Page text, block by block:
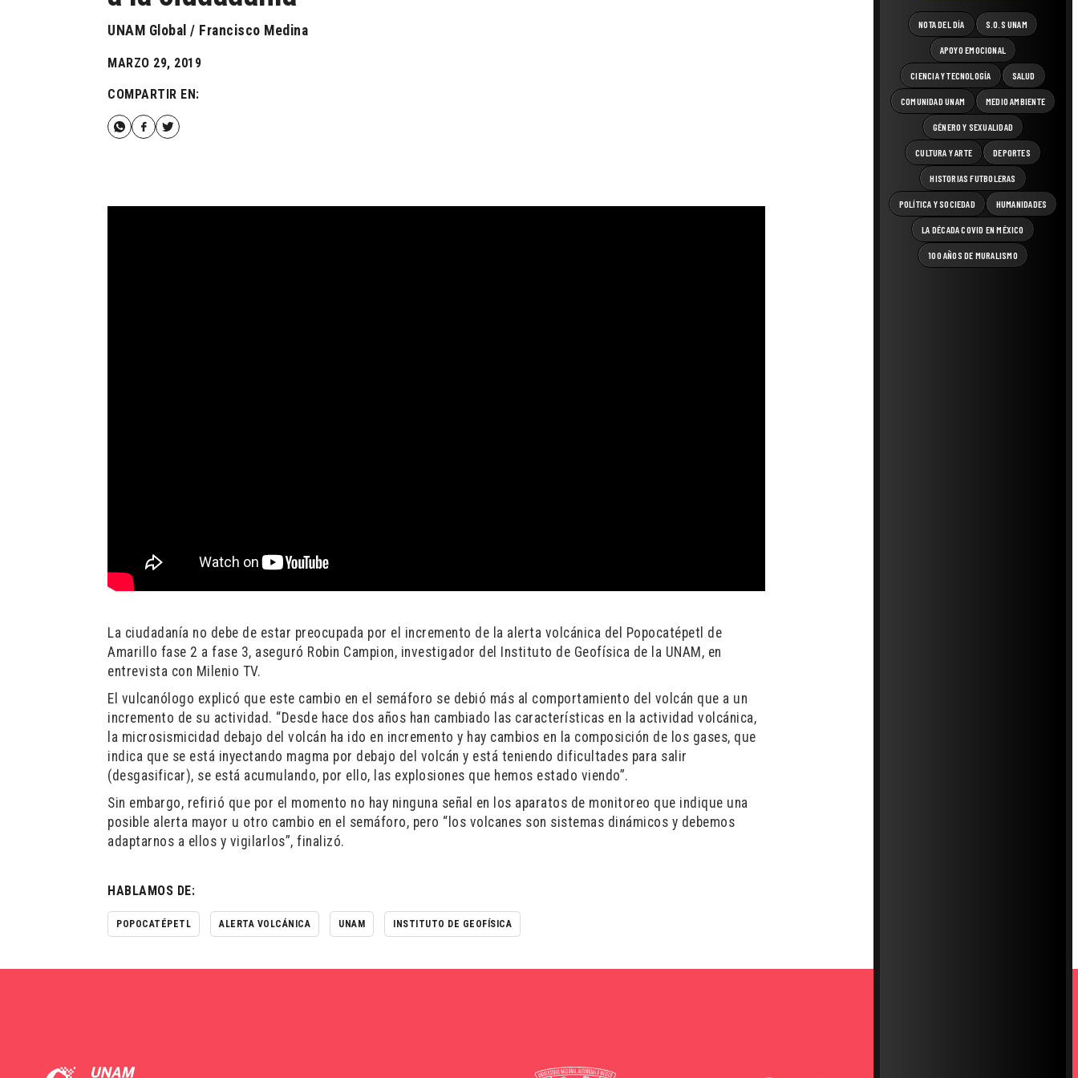
NOTA DEL DÍA S.O.S UNAM
APOYO EMOCIONAL
CIENCIA Y TECNOLOGÍA SALUD
COMUNIDAD UNAM MEDIO AMBIENTE
GÉNERO Y SEXUALIDAD
CULTURA Y ARTE DEPORTES
HISTORIAS FUTBOLERAS
POLÍTICA Y SOCIEDAD HUMANIDADES
LA DÉCADA COVID EN MÉXICO
100 AÑOS DE MURALISMO
UNAM Global / Francisco Medina
MARZO 29, 2019
COMPARTIR EN:
La ciudadanía no debe de estar preocupada por el incremento de la alerta volcánica del Popocatépetl de
Amarillo fase 2 a fase 3, aseguró Robin Campion, investigador del Instituto de Geofísica de la UNAM, en
entrevista con Milenio TV.
El vulcanólogo explicó que este cambio en el semáforo se debió más al comportamiento del volcán que a un
incremento de su actividad. “Desde hace dos años han cambiado las características en la actividad volcánica,
la microsismicidad debajo del volcán ha ido en incremento y hay cambios en la composición de los gases, que
indica que se está inyectando magma por debajo del volcán y está teniendo dificultades para salir
(desgasificar), se está acumulando, por ello, las explosiones que hemos estado viendo”.
Sin embargo, refirió que por el momento no hay ninguna señal en los aparatos de monitoreo que indique una
posible alerta mayor u otro cambio en el semáforo, pero “los volcanes son sistemas dinámicos y debemos
adaptarnos a ellos y vigilarlos”, finalizó.
HABLAMOS DE:
POPOCATÉPETL ALERTA VOLCÁNICA UNAM INSTITUTO DE GEOFÍSICA